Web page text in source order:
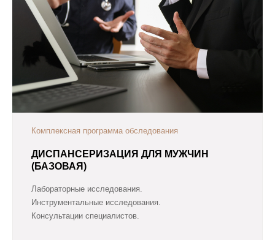
Комплексная программа обследования
ДИСПАНСЕРИЗАЦИЯ ДЛЯ МУЖЧИН
(БАЗОВАЯ)
Лабораторные исследования.
Инструментальные исследования.
Консультации специалистов.